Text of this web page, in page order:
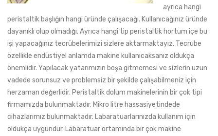
ayrıca hangi
peristaltik başlığın hangi üründe çalışacağı. Kullanıcağınız üründe
dayanıklı olup olmadığı. Ayrıca hangi tip peristaltik hortum içe bu
işi yapacağınız tecrübelerimizi sizlere aktarmaktayız. Tecrube
özellikle endüstiyel anlamda makine kullanıcaksanız oldukça
önemlidir. Yapılacak yatarımızın boşa gitmemesi ve sizlerin uzun
vadede sorunsuz ve problemsiz bir şekilde çalışabilmeniz için
herzaman değerlidir. Peristaltik dolum makinelerinin bir çok tipi
firmamızda bulunmaktadır. Mikro litre hassasiyetindede
cihazlarımız bulunmaktadır. Labaratuarlarınızda kullanım için
oldukça uygundur. Labaratuar ortamında bir çok makine